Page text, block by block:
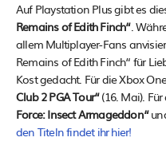
Auf Playstation Plus gibt es
Remains of Edith Finch“.
allem Multiplayer-Fans
Remains of Edith Finch“ für
Kost gedacht. Für die Xbox
Club 2 PGA Tour“(16. Mai).
Force: Insect Armageddon“
den Titeln findet ihr hier!